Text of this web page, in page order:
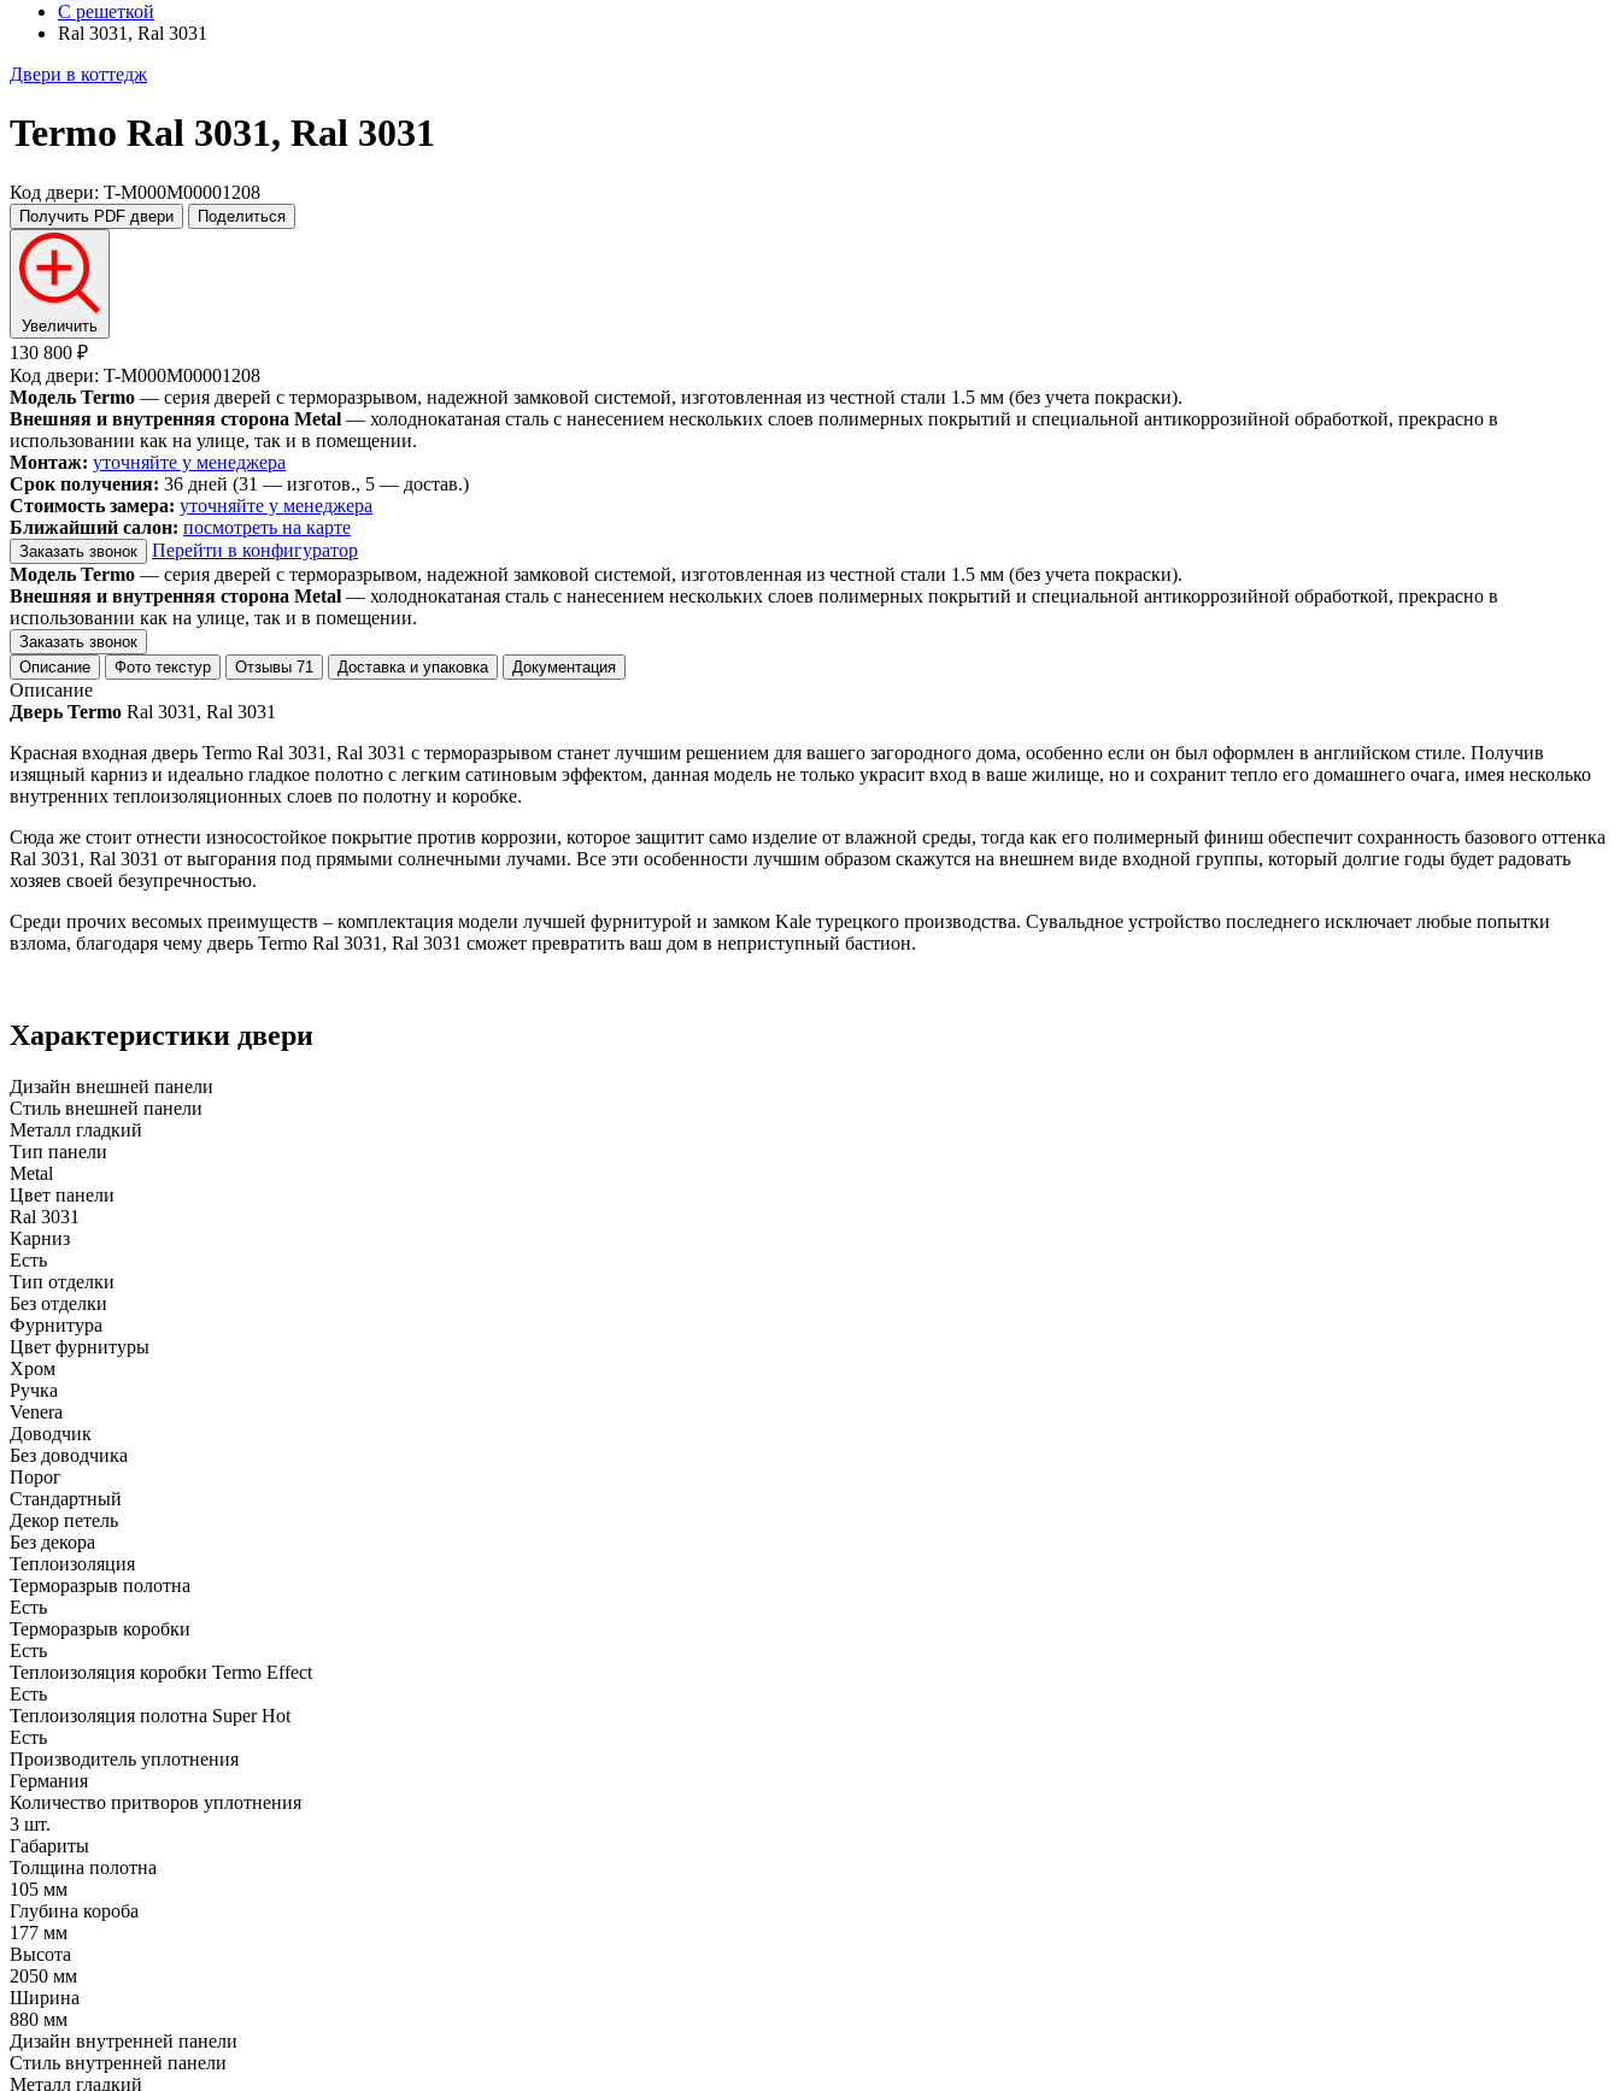
С решеткой
Ral 3031, Ral 3031
Двери в коттедж
Termo Ral 3031, Ral 3031
Код двери: T-M000M00001208
Получить PDF двери Поделиться
Увеличить
130 800 ₽
Код двери: T-M000M00001208
Модель Termo — серия дверей с терморазрывом, надежной замковой системой, изготовленная из честной стали 1.5 мм (без учета покраски).
Внешняя и внутренняя сторона Metal — холоднокатаная сталь с нанесением нескольких слоев полимерных покрытий и специальной антикоррозийной обработкой, прекрасно в
использовании как на улице, так и в помещении.
Монтаж: уточняйте у менеджера
Срок получения: 36 дней (31 — изготов., 5 — достав.)
Стоимость замера: уточняйте у менеджера
Ближайший салон: посмотреть на карте
Заказать звонок
Перейти в конфигуратор
Модель Termo — серия дверей с терморазрывом, надежной замковой системой, изготовленная из честной стали 1.5 мм (без учета покраски).
Внешняя и внутренняя сторона Metal — холоднокатаная сталь с нанесением нескольких слоев полимерных покрытий и специальной антикоррозийной обработкой, прекрасно в
использовании как на улице, так и в помещении.
Заказать звонок
Описание
Фото текстур Отзывы 71 Доставка и упаковка Документация
Описание
Дверь Termo Ral 3031, Ral 3031
Красная входная дверь Termo Ral 3031, Ral 3031 с терморазрывом станет лучшим решением для вашего загородного дома, особенно если он был оформлен в английском стиле. Получив
изящный карниз и идеально гладкое полотно с легким сатиновым эффектом, данная модель не только украсит вход в ваше жилище, но и сохранит тепло его домашнего очага, имея несколько
внутренних теплоизоляционных слоев по полотну и коробке.
Сюда же стоит отнести износостойкое покрытие против коррозии, которое защитит само изделие от влажной среды, тогда как его полимерный финиш обеспечит сохранность базового оттенка
Ral 3031, Ral 3031 от выгорания под прямыми солнечными лучами. Все эти особенности лучшим образом скажутся на внешнем виде входной группы, который долгие годы будет радовать
хозяев своей безупречностью.
Среди прочих весомых преимуществ – комплектация модели лучшей фурнитурой и замком Kale турецкого производства. Сувальдное устройство последнего исключает любые попытки
взлома, благодаря чему дверь Termo Ral 3031, Ral 3031 сможет превратить ваш дом в неприступный бастион.
Характеристики двери
Дизайн внешней панели
Стиль внешней панели
Металл гладкий
Тип панели
Metal
Цвет панели
Ral 3031
Карниз
Есть
Тип отделки
Без отделки
Фурнитура
Цвет фурнитуры
Хром
Ручка
Venera
Доводчик
Без доводчика
Порог
Стандартный
Декор петель
Без декора
Теплоизоляция
Терморазрыв полотна
Есть
Терморазрыв коробки
Есть
Теплоизоляция коробки Termo Effect
Есть
Теплоизоляция полотна Super Нot
Есть
Производитель уплотнения
Германия
Количество притворов уплотнения
3 шт.
Габариты
Толщина полотна
105 мм
Глубина короба
177 мм
Высота
2050 мм
Ширина
880 мм
Дизайн внутренней панели
Стиль внутренней панели
Металл гладкий